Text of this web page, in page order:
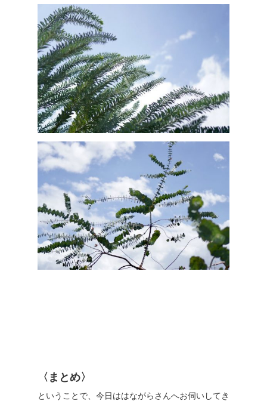
〈まとめ〉
ということで、今日ははながらさんへお伺いしてき